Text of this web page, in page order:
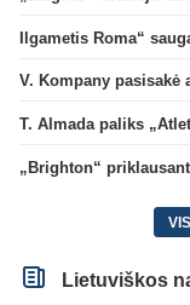
Lietuviškos